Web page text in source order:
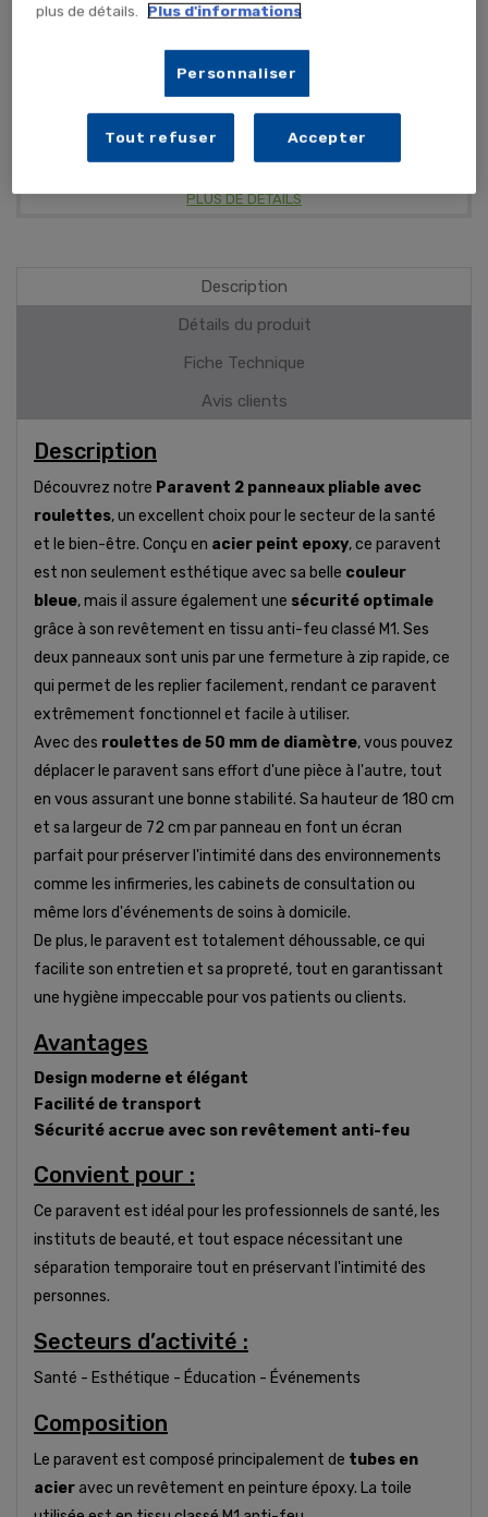
Totalement pliable
Revetement classe M1: anti-feu
PLUS DE DÉTAILS
Description
Détails du produit
Fiche Technique
Avis clients
Description
Découvrez notre Paravent 2 panneaux pliable avec
roulettes, un excellent choix pour le secteur de la santé
et le bien-être. Conçu en acier peint epoxy, ce paravent
est non seulement esthétique avec sa belle couleur
bleue, mais il assure également une sécurité optimale
grâce à son revêtement en tissu anti-feu classé M1. Ses
deux panneaux sont unis par une fermeture à zip rapide, ce
qui permet de les replier facilement, rendant ce paravent
extrêmement fonctionnel et facile à utiliser.
Avec des roulettes de 50 mm de diamètre, vous pouvez
déplacer le paravent sans effort d'une pièce à l'autre, tout
en vous assurant une bonne stabilité. Sa hauteur de 180 cm
et sa largeur de 72 cm par panneau en font un écran
parfait pour préserver l'intimité dans des environnements
comme les infirmeries, les cabinets de consultation ou
même lors d'événements de soins à domicile.
De plus, le paravent est totalement déhoussable, ce qui
facilite son entretien et sa propreté, tout en garantissant
une hygiène impeccable pour vos patients ou clients.
Avantages
Design moderne et élégant
Facilité de transport
Sécurité accrue avec son revêtement anti-feu
Convient pour :
Ce paravent est idéal pour les professionnels de santé, les
instituts de beauté, et tout espace nécessitant une
séparation temporaire tout en préservant l'intimité des
personnes.
Secteurs d’activité :
Santé - Esthétique - Éducation - Événements
Composition
Le paravent est composé principalement de tubes en
acier avec un revêtement en peinture époxy. La toile
plus de détails.
Plus d'informations
Personnaliser
Tout refuser Accepter